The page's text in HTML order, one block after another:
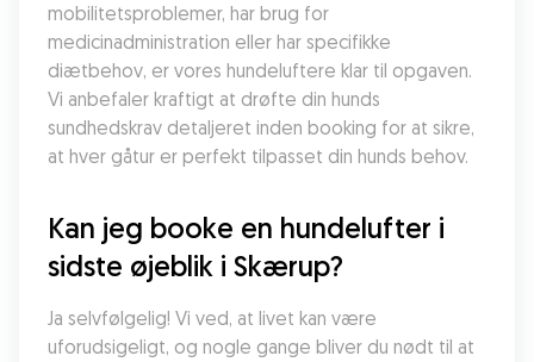
mobilitetsproblemer, har brug for
medicinadministration eller har specifikke
diætbehov, er vores hundeluftere klar til opgaven.
Vi anbefaler kraftigt at drøfte din hunds
sundhedskrav detaljeret inden booking for at sikre,
at hver gåtur er perfekt tilpasset din hunds behov.
Kan jeg booke en hundelufter i
sidste øjeblik i Skærup?
Ja selvfølgelig! Vi ved, at livet kan være
uforudsigeligt, og nogle gange bliver du nødt til at